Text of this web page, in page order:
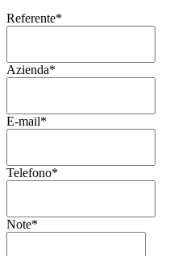
Referente*
Azienda*
E-mail*
Telefono*
Note*